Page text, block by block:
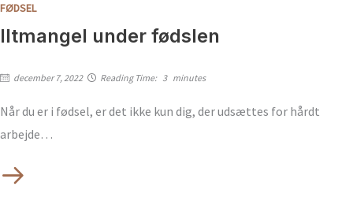
FØDSEL
Iltmangel under fødslen
december 7, 2022 Reading Time: 3 minutes
Når du er i fødsel, er det ikke kun dig, der udsættes for hårdt
arbejde…